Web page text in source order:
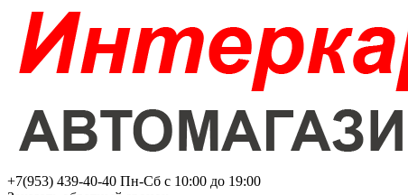
+7(953) 439-40-40 Пн-Сб с 10:00 до 19:00